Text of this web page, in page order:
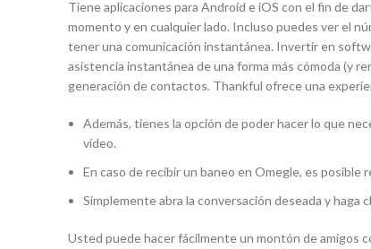
Tiene aplicaciones para Android e iOS con el fin de
momento y en cualquier lado. Incluso puedes ver el
tener una comunicación instantánea. Invertir en
asistencia instantánea de una forma más cómoda (y
generación de contactos. Thankful ofrece una
Además, tienes la opción de poder hacer lo que
vídeo.
En caso de recibir un baneo en‌ Omegle, es
Simplemente abra la conversación deseada y haga
Usted puede hacer fácilmente un montón de amigos